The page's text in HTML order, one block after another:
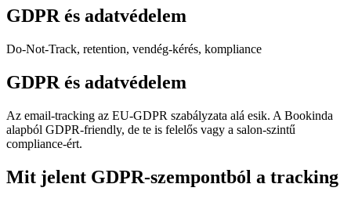
GDPR és adatvédelem
Do-Not-Track, retention, vendég-kérés, kompliance
GDPR és adatvédelem
Az email-tracking az EU-GDPR szabályzata alá esik. A Bookinda
alapból GDPR-friendly, de te is felelős vagy a salon-szintű
compliance-ért.
Mit jelent GDPR-szempontból a tracking